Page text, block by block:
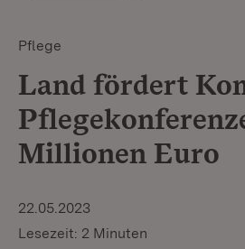
Pflege
Land fördert
Millionen Euro
22.05.2023
Lesezeit: 2 Minuten